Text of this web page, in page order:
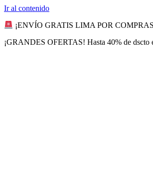
Ir al contenido
¡ENVÍO GRATIS LIMA POR
¡GRANDES OFERTAS! Hasta 40% de dscto